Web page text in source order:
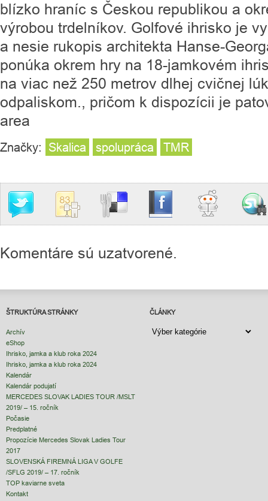
blízko hraníc s Českou republikou a
výrobou trdelníkov. Golfové ihrisko je
a nesie rukopis architekta Hanse-
ponúka okrem hry na 18-jamkovém
na viac než 250 metrov dlhej cvičnej
odpaliskom., pričom k dispozícii je
area
Značky: Skalica spolupráca TMR
Komentáre sú uzatvorené.
ŠTRUKTÚRA STRÁNKY
Archív
eShop
Ihrisko, jamka a klub roka 2024
Ihrisko, jamka a klub roka 2024
Kalendár
Kalendár podujatí
MERCEDES SLOVAK LADIES TOUR /MSLT
2019/ – 15. ročník
Počasie
Predplatné
Propozície Mercedes Slovak Ladies Tour
2017
SLOVENSKÁ FIREMNÁ LIGA V GOLFE
/SFLG 2019/ – 17. ročník
TOP kaviarne sveta
Kontakt
ČLÁNKY
ČLÁNKY